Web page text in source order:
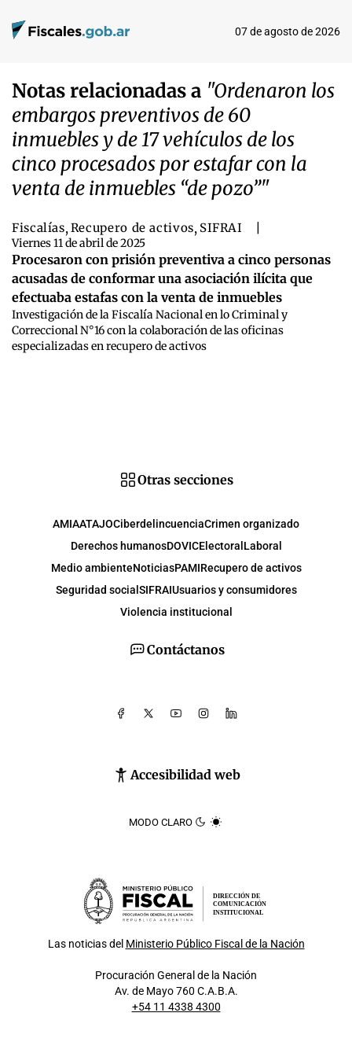
07 de agosto de 2026
Notas relacionadas a "Ordenaron los
embargos preventivos de 60
inmuebles y de 17 vehículos de los
cinco procesados por estafar con la
venta de inmuebles “de pozo”"
Fiscalías, Recupero de activos, SIFRAI
Viernes 11 de abril de 2025
Procesaron con prisión preventiva a cinco personas
acusadas de conformar una asociación ilícita que
efectuaba estafas con la venta de inmuebles
Investigación de la Fiscalía Nacional en lo Criminal y
Correccional N°16 con la colaboración de las oficinas
especializadas en recupero de activos
Contáctanos
Accesibilidad web
MODO CLARO
Otras secciones
AMIAATAJOCiberdelincuenciaCrimen organizado
Derechos humanosDOVICElectoral Laboral
Medio ambienteNoticiasPAMIRecupero de activos
Seguridad social SIFRAIUsuarios y consumidores
Violencia institucional
DIRECCIÓN DE
COMUNICACIÓN
INSTITUCIONAL
Las noticias del Ministerio Público Fiscal de la Nación
Procuración General de la Nación
Av. de Mayo 760 C.A.B.A.
+54 11 4338 4300